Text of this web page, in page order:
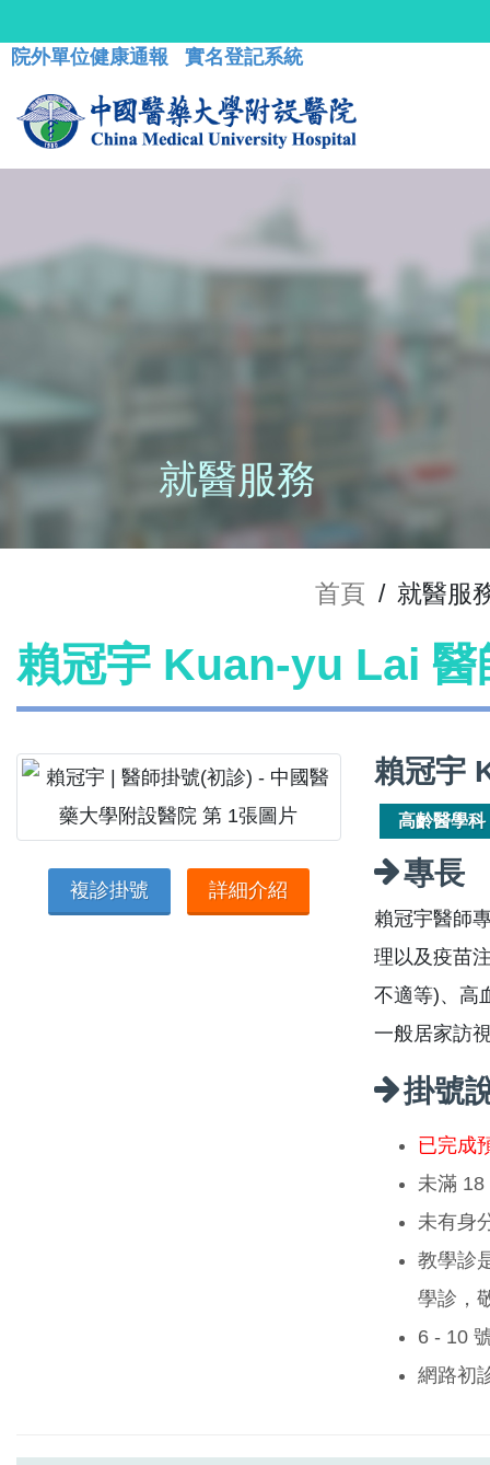
院外單位健康通報 實名登記系統
就醫服務
首頁 / 就醫服
賴冠宇 Kuan-yu Lai 醫
複診掛號 詳細介紹
賴冠宇
高齡醫學科
專長
賴冠宇醫師
理以及疫苗
不適等)、高
一般居家訪
掛號
已完成
未滿 18
未有身
教學診
學診，
6 - 10
網路初